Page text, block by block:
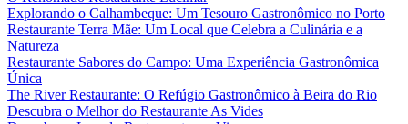
Explorando o Calhambeque: Um Tesouro Gastronômico no Porto
Restaurante Terra Mãe: Um Local que Celebra a Culinária e a
Natureza
Restaurante Sabores do Campo: Uma Experiência Gastronômica
Única
The River Restaurante: O Refúgio Gastronômico à Beira do Rio
Descubra o Melhor do Restaurante As Vides